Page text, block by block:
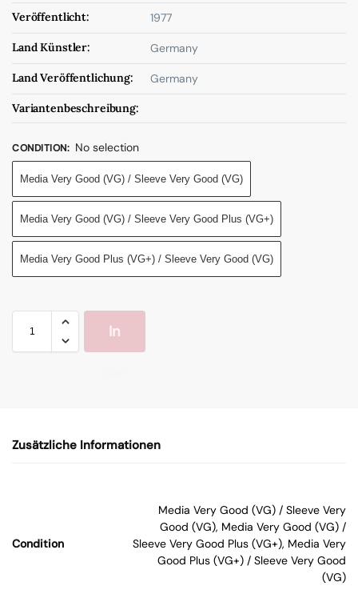
Veröffentlicht: 1977
Land Künstler: Germany
Land Veröffentlichung: Germany
Variantenbeschreibung:
CONDITION: No selection
Media Very Good (VG) / Sleeve Very Good (VG)
Media Very Good (VG) / Sleeve Very Good Plus (VG+)
Media Very Good Plus (VG+) / Sleeve Very Good (VG)
In
W
Zusätzliche Informationen
Condition
Media Very Good (VG) / Sleeve Very
Good (VG), Media Very Good (VG) /
Sleeve Very Good Plus (VG+), Media Very
Good Plus (VG+) / Sleeve Very Good
(VG)